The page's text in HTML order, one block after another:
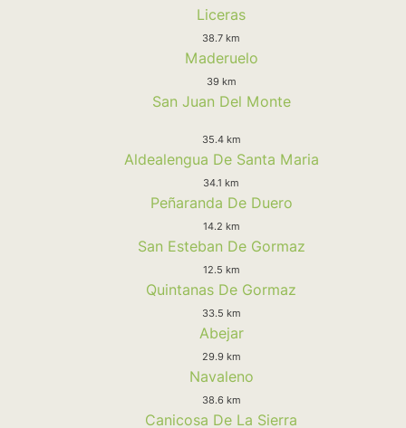
Liceras
38.7 km
Maderuelo
39 km
San Juan Del Monte
35.4 km
Aldealengua De Santa Maria
34.1 km
Peñaranda De Duero
14.2 km
San Esteban De Gormaz
12.5 km
Quintanas De Gormaz
33.5 km
Abejar
29.9 km
Navaleno
38.6 km
Canicosa De La Sierra